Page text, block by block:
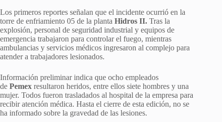
Los primeros reportes señalan que el incidente ocurrió en la
torre de enfriamiento 05 de la planta Hidros II. Tras la
explosión, personal de seguridad industrial y equipos de
emergencia trabajaron para controlar el fuego, mientras
ambulancias y servicios médicos ingresaron al complejo para
atender a trabajadores lesionados.
Información preliminar indica que ocho empleados
de Pemex resultaron heridos, entre ellos siete hombres y una
mujer. Todos fueron trasladados al hospital de la empresa para
recibir atención médica. Hasta el cierre de esta edición, no se
ha informado sobre la gravedad de las lesiones.